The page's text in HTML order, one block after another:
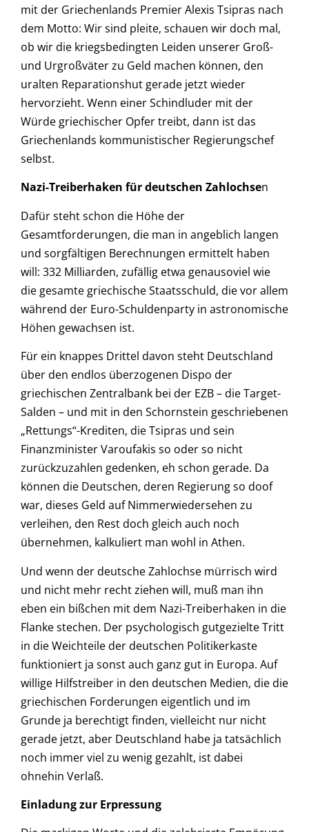
mit der Griechenlands Premier Alexis Tsipras nach
dem Motto: Wir sind pleite, schauen wir doch mal,
ob wir die kriegsbedingten Leiden unserer Groß-
und Urgroßväter zu Geld machen können, den
uralten Reparationshut gerade jetzt wieder
hervorzieht. Wenn einer Schindluder mit der
Würde griechischer Opfer treibt, dann ist das
Griechenlands kommunistischer Regierungschef
selbst.
Nazi-Treiberhaken für deutschen Zahlochsen
Dafür steht schon die Höhe der
Gesamtforderungen, die man in angeblich langen
und sorgfältigen Berechnungen ermittelt haben
will: 332 Milliarden, zufällig etwa genausoviel wie
die gesamte griechische Staatsschuld, die vor allem
während der Euro-Schuldenparty in astronomische
Höhen gewachsen ist.
Für ein knappes Drittel davon steht Deutschland
über den endlos überzogenen Dispo der
griechischen Zentralbank bei der EZB – die Target-
Salden – und mit in den Schornstein geschriebenen
„Rettungs“-Krediten, die Tsipras und sein
Finanzminister Varoufakis so oder so nicht
zurückzuzahlen gedenken, eh schon gerade. Da
können die Deutschen, deren Regierung so doof
war, dieses Geld auf Nimmerwiedersehen zu
verleihen, den Rest doch gleich auch noch
übernehmen, kalkuliert man wohl in Athen.
Und wenn der deutsche Zahlochse mürrisch wird
und nicht mehr recht ziehen will, muß man ihn
eben ein bißchen mit dem Nazi-Treiberhaken in die
Flanke stechen. Der psychologisch gutgezielte Tritt
in die Weichteile der deutschen Politikerkaste
funktioniert ja sonst auch ganz gut in Europa. Auf
willige Hilfstreiber in den deutschen Medien, die die
griechischen Forderungen eigentlich und im
Grunde ja berechtigt finden, vielleicht nur nicht
gerade jetzt, aber Deutschland habe ja tatsächlich
noch immer viel zu wenig gezahlt, ist dabei
ohnehin Verlaß.
Einladung zur Erpressung